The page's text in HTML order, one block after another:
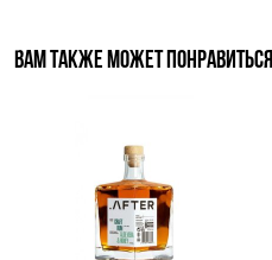
ВАМ ТАКЖЕ МОЖЕТ ПОНРАВИТЬСЯ